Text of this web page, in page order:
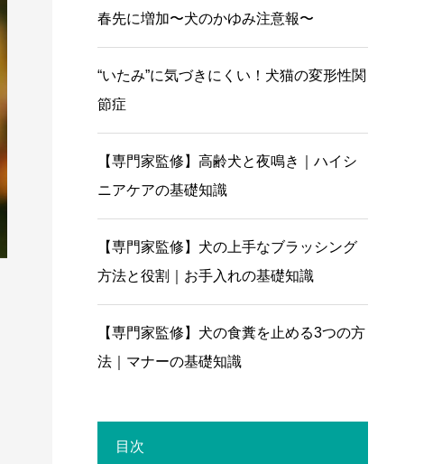
春先に増加〜犬のかゆみ注意報〜
“いたみ”に気づきにくい！犬猫の変形性関
節症
【専門家監修】高齢犬と夜鳴き｜ハイシ
ニアケアの基礎知識
【専門家監修】犬の上手なブラッシング
方法と役割｜お手入れの基礎知識
【専門家監修】犬の食糞を止める3つの方
法｜マナーの基礎知識
目次